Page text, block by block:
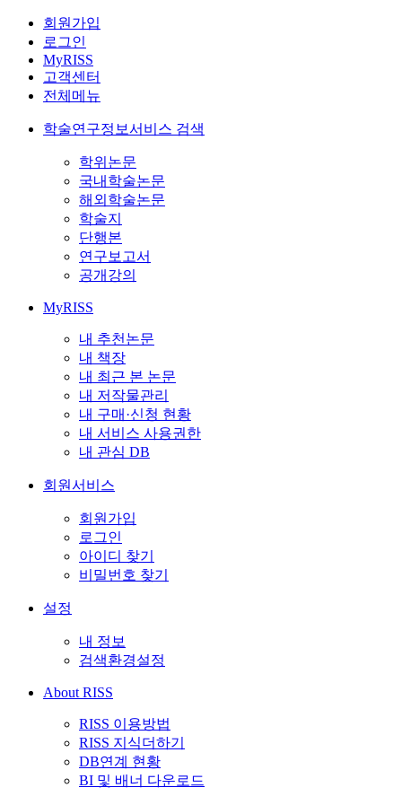
회원가입
로그인
MyRISS
고객센터
전체메뉴
학술연구정보서비스 검색
학위논문
국내학술논문
해외학술논문
학술지
단행본
연구보고서
공개강의
MyRISS
내 추천논문
내 책장
내 최근 본 논문
내 저작물관리
내 구매·신청 현황
내 서비스 사용권한
내 관심 DB
회원서비스
회원가입
로그인
아이디 찾기
비밀번호 찾기
설정
내 정보
검색환경설정
About RISS
RISS 이용방법
RISS 지식더하기
DB연계 현황
BI 및 배너 다운로드